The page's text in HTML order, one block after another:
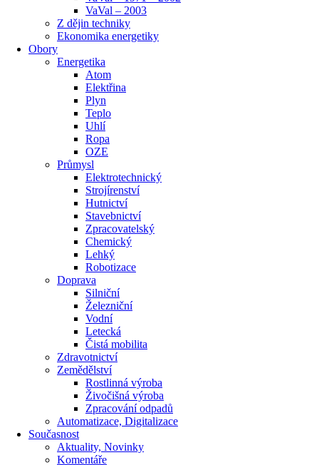
VaVal – 2003
Z dějin techniky
Ekonomika energetiky
Obory
Energetika
Atom
Elektřina
Plyn
Teplo
Uhlí
Ropa
OZE
Průmysl
Elektrotechnický
Strojírenství
Hutnictví
Stavebnictví
Zpracovatelský
Chemický
Lehký
Robotizace
Doprava
Silniční
Železniční
Vodní
Letecká
Čistá mobilita
Zdravotnictví
Zemědělství
Rostlinná výroba
Živočišná výroba
Zpracování odpadů
Automatizace, Digitalizace
Současnost
Aktuality, Novinky
Komentáře